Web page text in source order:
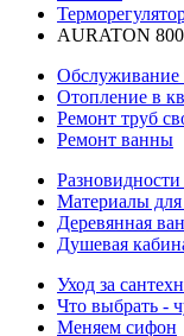
AURATON
Обслуживание
Отопление в
Ремонт труб
Ремонт ванны
Материалы для
Деревянная
Душевая
Уход за
Что выбрать -
Меняем сифон